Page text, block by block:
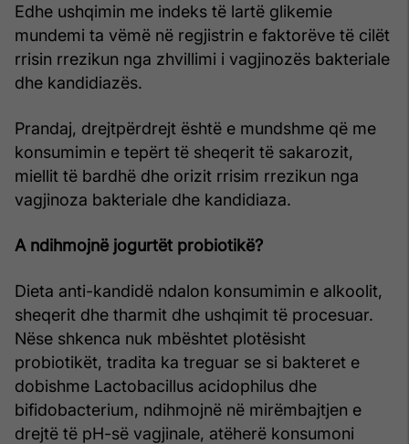
Edhe ushqimin me indeks të lartë glikemie
mundemi ta vëmë në regjistrin e faktorëve të cilët
rrisin rrezikun nga zhvillimi i vagjinozës bakteriale
dhe kandidiazës.
Prandaj, drejtpërdrejt është e mundshme që me
konsumimin e tepërt të sheqerit të sakarozit,
miellit të bardhë dhe orizit rrisim rrezikun nga
vagjinoza bakteriale dhe kandidiaza.
A ndihmojnë jogurtët probiotikë?
Dieta anti-kandidë ndalon konsumimin e alkoolit,
sheqerit dhe tharmit dhe ushqimit të procesuar.
Nëse shkenca nuk mbështet plotësisht
probiotikët, tradita ka treguar se si bakteret e
dobishme Lactobacillus acidophilus dhe
bifidobacterium, ndihmojnë në mirëmbajtjen e
drejtë të pH-së vagjinale, atëherë konsumoni